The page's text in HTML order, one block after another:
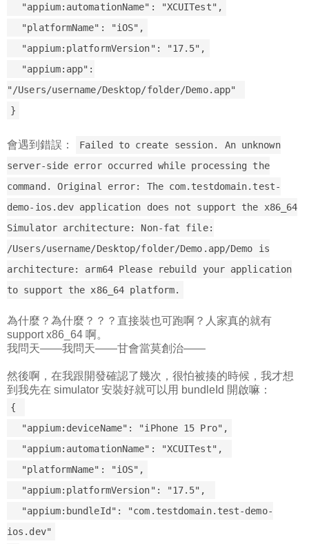
"appium:automationName": "XCUITest",
"platformName": "iOS",
"appium:platformVersion": "17.5",
"appium:app":
"/Users/username/Desktop/folder/Demo.app"
}
會遇到錯誤：
Failed to create session. An unknown
server-side error occurred while processing the
command. Original error: The com.testdomain.test-
demo-ios.dev application does not support the x86_64
Simulator architecture: Non-fat file:
/Users/username/Desktop/folder/Demo.app/Demo is
architecture: arm64 Please rebuild your application
to support the x86_64 platform.
為什麼？為什麼？？？直接裝也可跑啊？人家真的就有
support x86_64 啊。
我問天——我問天——甘會當莫創治——
然後啊，在我跟開發確認了幾次，很怕被揍的時候，我才想
到我先在 simulator 安裝好就可以用 bundleId 開啟嘛：
{
"appium:deviceName": "iPhone 15 Pro",
"appium:automationName": "XCUITest",
"platformName": "iOS",
"appium:platformVersion": "17.5",
"appium:bundleId": "com.testdomain.test-demo-
ios.dev"